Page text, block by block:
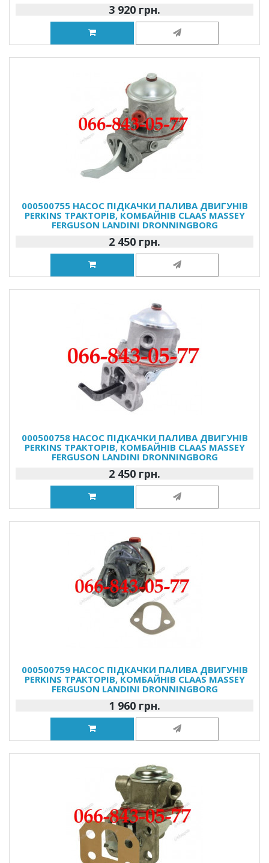
3 920 грн.
000500755 НАСОС ПІДКАЧКИ ПАЛИВА ДВИГУНІВ
PERKINS ТРАКТОРІВ, КОМБАЙНІВ CLAAS MASSEY
FERGUSON LANDINI DRONNINGBORG
2 450 грн.
000500758 НАСОС ПІДКАЧКИ ПАЛИВА ДВИГУНІВ
PERKINS ТРАКТОРІВ, КОМБАЙНІВ CLAAS MASSEY
FERGUSON LANDINI DRONNINGBORG
2 450 грн.
000500759 НАСОС ПІДКАЧКИ ПАЛИВА ДВИГУНІВ
PERKINS ТРАКТОРІВ, КОМБАЙНІВ CLAAS MASSEY
FERGUSON LANDINI DRONNINGBORG
1 960 грн.